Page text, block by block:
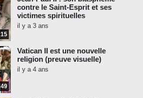
contre le Saint-Esprit et ses
victimes spirituelles
il y a 3 ans
Vatican II est une nouvelle
religion (preuve visuelle)
il y a 4 ans